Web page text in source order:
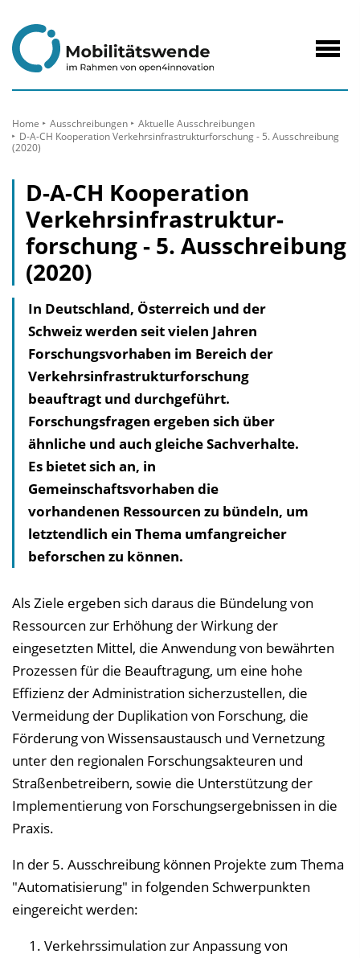
Inhalt
Home Ausschreibungen
Aktuelle Ausschreibungen
D-A-CH Kooperation Verkehrsinfrastrukturforschung - 5. Ausschreibung
(2020)
D-A-CH Kooperation
Verkehrsinfrastruktur­
forschung - 5. Ausschreibung
(2020)
In Deutschland, Österreich und der
Schweiz werden seit vielen Jahren
Forschungsvorhaben im Bereich der
Verkehrsinfrastrukturforschung
beauftragt und durchgeführt.
Forschungsfragen ergeben sich über
ähnliche und auch gleiche Sachverhalte.
Es bietet sich an, in
Gemeinschaftsvorhaben die
vorhandenen Ressourcen zu bündeln, um
letztendlich ein Thema umfangreicher
beforschen zu können.
Als Ziele ergeben sich daraus die Bündelung von
Ressourcen zur Erhöhung der Wirkung der
eingesetzten Mittel, die Anwendung von bewährten
Prozessen für die Beauftragung, um eine hohe
Effizienz der Administration sicherzustellen, die
Vermeidung der Duplikation von Forschung, die
Förderung von Wissensaustausch und Vernetzung
unter den regionalen Forschungsakteuren und
Straßenbetreibern, sowie die Unterstützung der
Implementierung von Forschungsergebnissen in die
Praxis.
In der 5. Ausschreibung können Projekte zum Thema
"Automatisierung" in folgenden Schwerpunkten
eingereicht werden:
Verkehrssimulation zur Anpassung von